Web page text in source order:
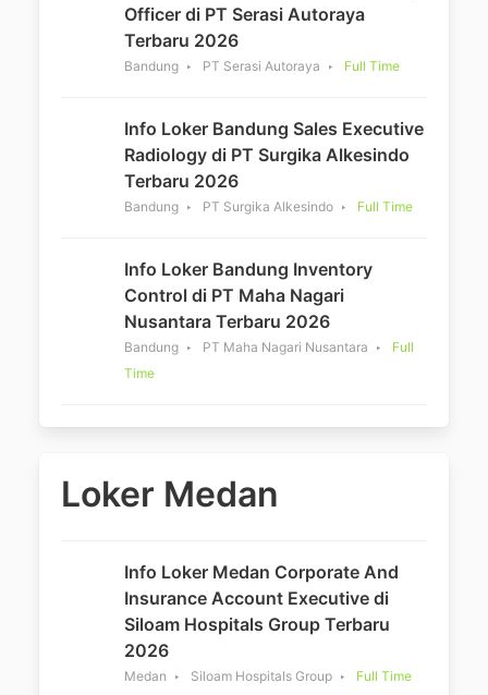
Officer di PT Serasi Autoraya
Terbaru 2026
Bandung PT Serasi Autoraya Full Time
Info Loker Bandung Sales Executive
Radiology di PT Surgika Alkesindo
Terbaru 2026
Bandung PT Surgika Alkesindo Full Time
Info Loker Bandung Inventory
Control di PT Maha Nagari
Nusantara Terbaru 2026
Bandung PT Maha Nagari Nusantara
Full
Time
Loker Medan
Info Loker Medan Corporate And
Insurance Account Executive di
Siloam Hospitals Group Terbaru
2026
Medan Siloam Hospitals Group Full Time